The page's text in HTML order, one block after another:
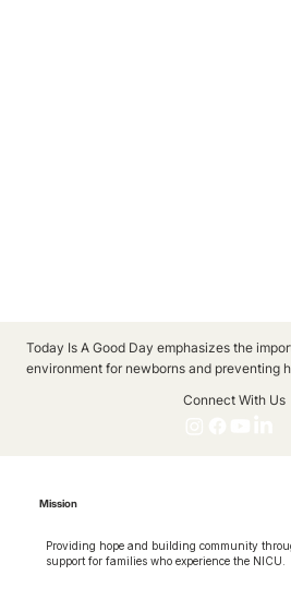
Today Is A Good Day emphasizes the
environment for newborns and preventing
Connect With Us
Mission
Providing hope and building community
support for families who experience the NICU.